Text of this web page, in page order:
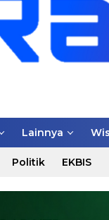
Lainnya
Politik EKBIS